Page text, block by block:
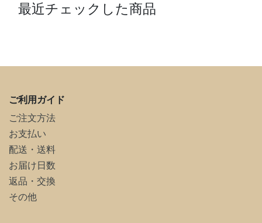
最近チェックした商品
ご利用ガイド
ご注文方法
お支払い
配送・送料
お届け日数
返品・交換
その他